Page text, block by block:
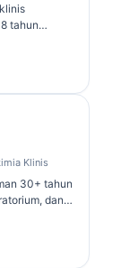
tahun
spesialis
Klinis
30+ tahun
dan
Society for
dalam